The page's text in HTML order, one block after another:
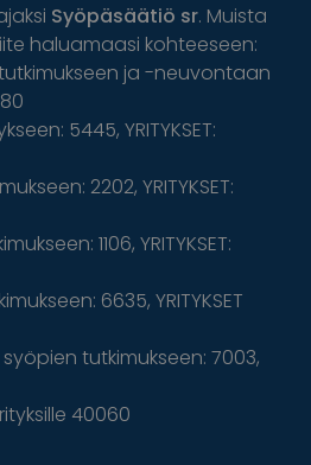
Syöpäsäätiö sr. Muista
haluamaasi kohteeseen:
ja -neuvontaan
5445, YRITYKSET:
2202, YRITYKSET:
1106, YRITYKSET:
6635, YRITYKSET
tutkimukseen: 7003,
40060